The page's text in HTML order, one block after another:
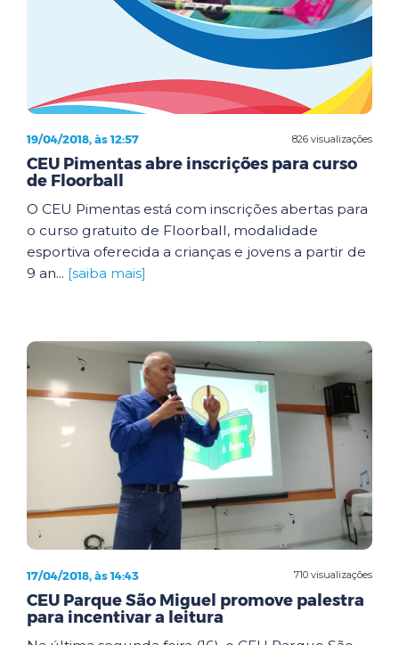
826 visualizações
19/04/2018, às 12:57
CEU Pimentas abre inscrições para curso
de Floorball
O CEU Pimentas está com inscrições abertas para
o curso gratuito de Floorball, modalidade
esportiva oferecida a crianças e jovens a partir de
9 an... [saiba mais]
710 visualizações
17/04/2018, às 14:43
CEU Parque São Miguel promove palestra
para incentivar a leitura